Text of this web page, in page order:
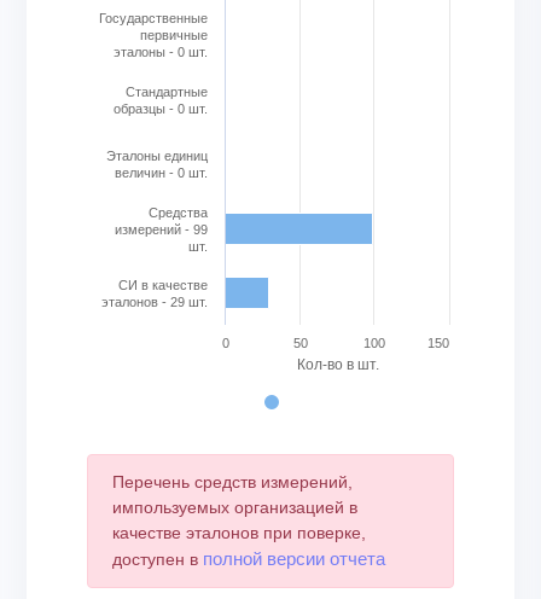
Кол-во в шт.
Государственные
первичные
эталоны - 0 шт.
Стандартные
образцы - 0 шт.
Эталоны единиц
величин - 0 шт.
Cредства
измерений - 99
шт.
СИ в качестве
эталонов - 29 шт.
0 50 100 150
Перечень средств измерений,
импользуемых организацией в
качестве эталонов при поверке,
доступен в полной версии отчета